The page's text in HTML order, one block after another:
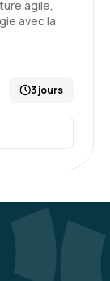
agile,
avec la
3 jours